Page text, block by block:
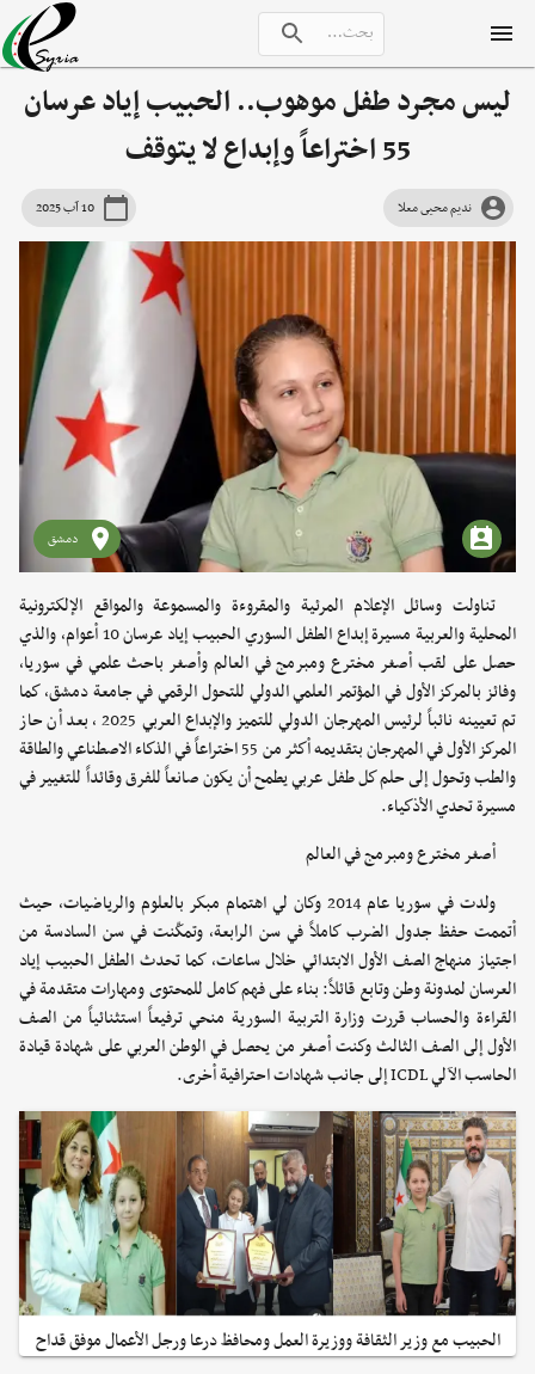
ليس مجرد طفل موهوب.. الحبيب إياد عرسان
55 اختراعاً وإبداع لا يتوقف
نديم محيى معلا 10 آب 2025
دمشق
تناولت وسائل الإعلام المرئية والمقروءة والمسموعة والمواقع الإلكترونية
المحلية والعربية مسيرة إبداع الطفل السوري الحبيب إياد عرسان 10 أعوام، والذي
حصل على لقب أصغر مخترع ومبرمج في العالم وأصغر باحث علمي في سوريا،
وفائز بالمركز الأول في المؤتمر العلمي الدولي للتحول الرقمي في جامعة دمشق، كما
تم تعيينه نائباً لرئيس المهرجان الدولي للتميز والإبداع العربي 2025 ، بعد أن حاز
المركز الأول في المهرجان بتقديمه أكثر من 55 اختراعاً في الذكاء الاصطناعي والطاقة
والطب وتحول إلى حلم كل طفل عربي يطمح أن يكون صانعاً للفرق وقائداً للتغيير في
مسيرة تحدي الأذكياء.
أصغر مخترع ومبرمج في العالم
ولدت في سوريا عام 2014 وكان لي اهتمام مبكر بالعلوم والرياضيات، حيث
أتممت حفظ جدول الضرب كاملاً في سن الرابعة، وتمكّنت في سن السادسة من
اجتياز منهاج الصف الأول الابتدائي خلال ساعات، كما تحدث الطفل الحبيب إياد
العرسان لمدونة وطن وتابع قائلاً: بناء على فهم كامل للمحتوى ومهارات متقدمة في
القراءة والحساب قررت وزارة التربية السورية منحي ترفيعاً استثنائياً من الصف
الأول إلى الصف الثالث وكنت أصغر من يحصل في الوطن العربي على شهادة قيادة
الحاسب الآلي ICDL إلى جانب شهادات احترافية أخرى.
الحبيب مع وزير الثقافة ووزيرة العمل ومحافظ درعا ورجل الأعمال موفق قداح